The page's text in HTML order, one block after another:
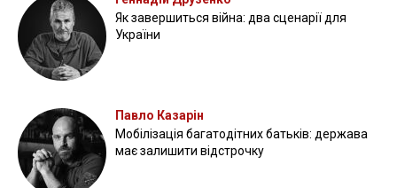
Як завершиться війна: два сценарії для
України
Павло Казарін
Мобілізація багатодітних батьків: держава
має залишити відстрочку